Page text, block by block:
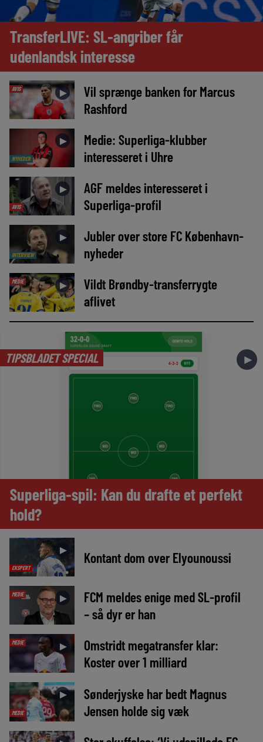
TransferLIVE: SL-angriber får
udenlandsk interesse
AVIS ►
Vil sprænge banken for Marcus
Rashford
NYHEDER
►
Medie: Superliga-klubber
interesseret i Uhre
AVIS
►
AGF meldes interesseret i
Superliga-profil
INTERVIEW
►
Jubler over store FC København-
nyheder
MEDIE ►
Vildt Brøndby-transferrygte
aflivet
TIPSBLADET SPECIAL ►
Superliga-spil: Kan du drafte et perfekt
hold?
EKSPERT
► Kontant dom over Elyounoussi
MEDIE ►
FCM meldes enige med SL-profil
– så dyr er han
MEDIE ►
Omstridt megatransfer klar:
Koster over 1 milliard
MEDIE
►
Sønderjyske har bedt Magnus
Jensen holde sig væk